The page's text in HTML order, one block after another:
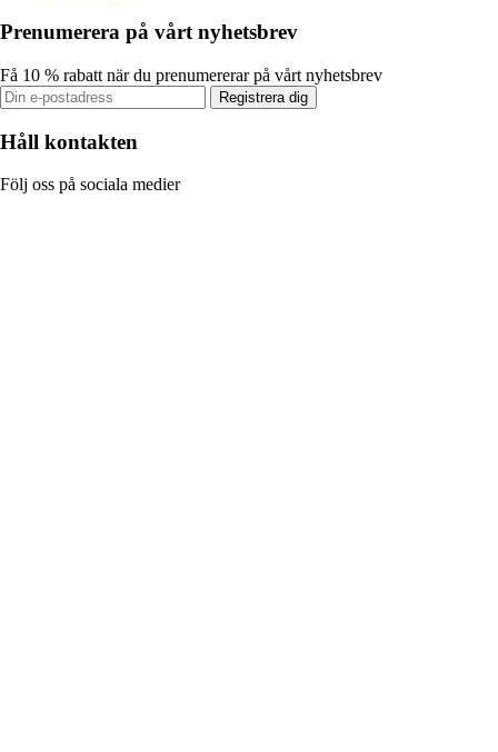
Prenumerera på vårt nyhetsbrev
Få 10 % rabatt när du prenumererar på vårt nyhetsbrev
Registrera dig
Håll kontakten
Följ oss på sociala medier